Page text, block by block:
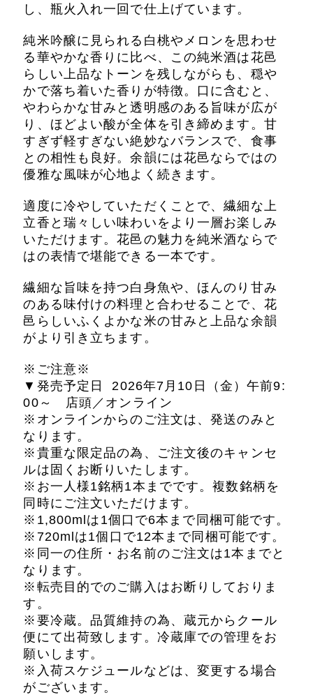
し、瓶火入れ一回で仕上げています。
純米吟醸に見られる白桃やメロンを思わせ
る華やかな香りに比べ、この純米酒は花邑
らしい上品なトーンを残しながらも、穏や
かで落ち着いた香りが特徴。口に含むと、
やわらかな甘みと透明感のある旨味が広が
り、ほどよい酸が全体を引き締めます。甘
すぎず軽すぎない絶妙なバランスで、食事
との相性も良好。余韻には花邑ならではの
優雅な風味が心地よく続きます。
適度に冷やしていただくことで、繊細な上
立香と瑞々しい味わいをより一層お楽しみ
いただけます。花邑の魅力を純米酒ならで
はの表情で堪能できる一本です。
繊細な旨味を持つ白身魚や、ほんのり甘み
のある味付けの料理と合わせることで、花
邑らしいふくよかな米の甘みと上品な余韻
がより引き立ちます。
※ご注意※
▼発売予定日 2026年7月10日（金）午前9:
00～ 店頭／オンライン
※オンラインからのご注文は、発送のみと
なります。
※貴重な限定品の為、ご注文後のキャンセ
ルは固くお断りいたします。
※お一人様1銘柄1本までです。複数銘柄を
同時にご注文いただけます。
※1,800mlは1個口で6本まで同梱可能です。
※720mlは1個口で12本まで同梱可能です。
※同一の住所・お名前のご注文は1本までと
なります。
※転売目的でのご購入はお断りしておりま
す。
※要冷蔵。品質維持の為、蔵元からクール
便にて出荷致します。冷蔵庫での管理をお
願いします。
※入荷スケジュールなどは、変更する場合
がございます。